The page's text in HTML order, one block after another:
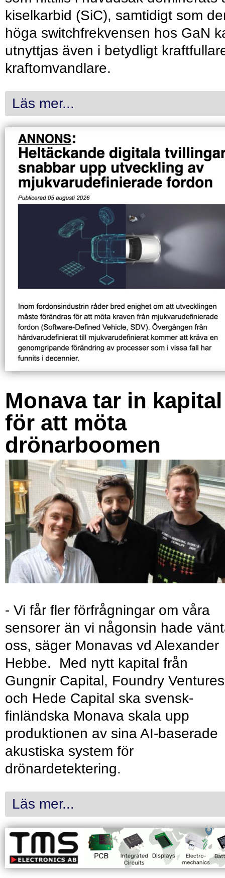
kiselkarbid (SiC), samtidigt som
höga switchfrekvensen hos GaN
utnyttjas även i betydligt
kraftomvandlare.
Läs mer...
Monava tar in kapital
för att möta
drönarboomen
- Vi får fler förfrågningar om våra
sensorer än vi någonsin hade
oss, säger Monavas vd Alexander
Hebbe. Med nytt kapital från
Gungnir Capital, Foundry Ventures
och Hede Capital ska svensk-
finländska Monava skala upp
produktionen av sina AI-baserade
akustiska system för
drönardetektering.
Läs mer...